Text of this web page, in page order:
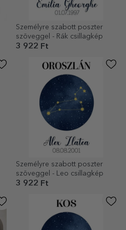
Személyre szabott poszter
szöveggel - Rák csillagkép
3 922 Ft
Személyre szabott poszter
szöveggel - Leo csillagkép
3 922 Ft